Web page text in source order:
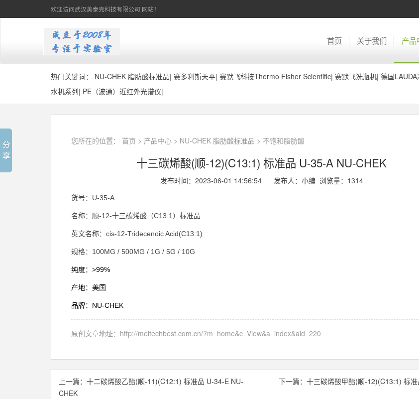
欢迎访问武汉美泰克科技有限公司 网站！
首页 关于我们 产品
热门关键词： NU-CHEK 脂肪酸标准品| 赛多利斯天平| 赛默飞科技Thermo Fisher Scientific| 赛默飞洗瓶机| 德国LAUDA
水机系列| PE（波通）近红外光谱仪|
您所在的位置： 首页 > 产品中心 > NU-CHEK 脂肪酸标准品 > 不饱和脂肪酸
十三碳烯酸(顺-12)(C13:1) 标准品 U-35-A NU-CHEK
发布时间：2023-06-01 14:56:54 发布人：小编 浏览量： 1314
货号： U-35-A
名称：顺-12-十三碳烯酸（C13:1 ）标准品
英文名称： cis-12-Tridecenoic Acid(C13:1)
规格： 100MG / 500MG / 1G / 5G / 10G
纯度： >99%
产地：美国
品牌： NU-CHEK
原创文章地址： http://meitechbest.com.cn/?m=home&c=View&a=index&aid=220
上一篇： 十二碳烯酸乙酯(顺-11)(C12:1) 标准品 U-34-E NU-
CHEK
下一篇： 十三碳烯酸甲酯(顺-12)(C13:1) 标